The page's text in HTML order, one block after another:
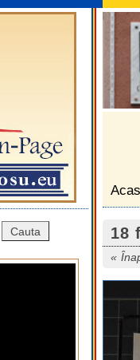
18